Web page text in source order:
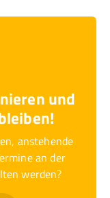
und
anstehende
an der
werden?